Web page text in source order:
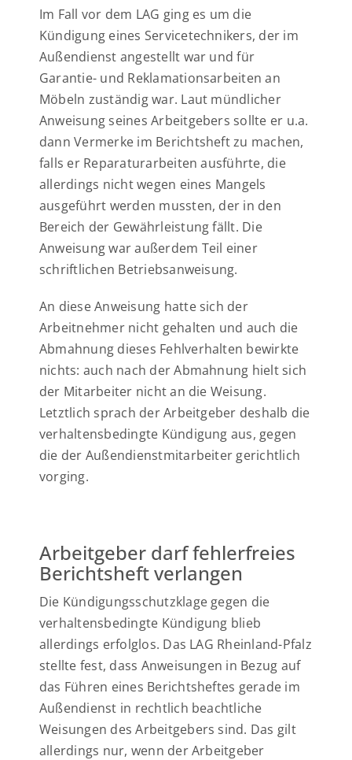
Im Fall vor dem LAG ging es um die
Kündigung eines Servicetechnikers, der im
Außendienst angestellt war und für
Garantie- und Reklamationsarbeiten an
Möbeln zuständig war. Laut mündlicher
Anweisung seines Arbeitgebers sollte er u.a.
dann Vermerke im Berichtsheft zu machen,
falls er Reparaturarbeiten ausführte, die
allerdings nicht wegen eines Mangels
ausgeführt werden mussten, der in den
Bereich der Gewährleistung fällt. Die
Anweisung war außerdem Teil einer
schriftlichen Betriebsanweisung.
An diese Anweisung hatte sich der
Arbeitnehmer nicht gehalten und auch die
Abmahnung dieses Fehlverhalten bewirkte
nichts: auch nach der Abmahnung hielt sich
der Mitarbeiter nicht an die Weisung.
Letztlich sprach der Arbeitgeber deshalb die
verhaltensbedingte Kündigung aus, gegen
die der Außendienstmitarbeiter gerichtlich
vorging.
Arbeitgeber darf fehlerfreies
Berichtsheft verlangen
Die Kündigungsschutzklage gegen die
verhaltensbedingte Kündigung blieb
allerdings erfolglos. Das LAG Rheinland-Pfalz
stellte fest, dass Anweisungen in Bezug auf
das Führen eines Berichtsheftes gerade im
Außendienst in rechtlich beachtliche
Weisungen des Arbeitgebers sind. Das gilt
allerdings nur, wenn der Arbeitgeber